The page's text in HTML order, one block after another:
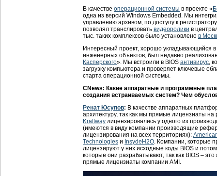
В качестве операционной системы в проекте «
одна из версий Windows Embedded. Мы
управлению архивом, по доступу к
позволял транслировать видеоролики в
тыс. таких комплексов было установлено в
Интересный проект, хорошо укладывающийся
инженерных объектов, был недавно
Касперского». Мы встроили в BIOS антивирус,
загрузку компьютера и проверяет ключевые
старта операционной системы.
CNews: Какие аппаратные и программные
создания встраиваемых систем? Чем
Ренат Юсупов: В качестве аппаратных
архитектуру, так как мы прямые лицензиаты
Kraftway лицензировались у одного из
(имеются в виду компании производящие
лицензирования на всех территориях):
Technologies и InsydeH2O. Компании, которые
лицензируют у них исходные коды BIOS и
которые они разрабатывают, так как BIOS –
прямые лицензиаты компании AMI.